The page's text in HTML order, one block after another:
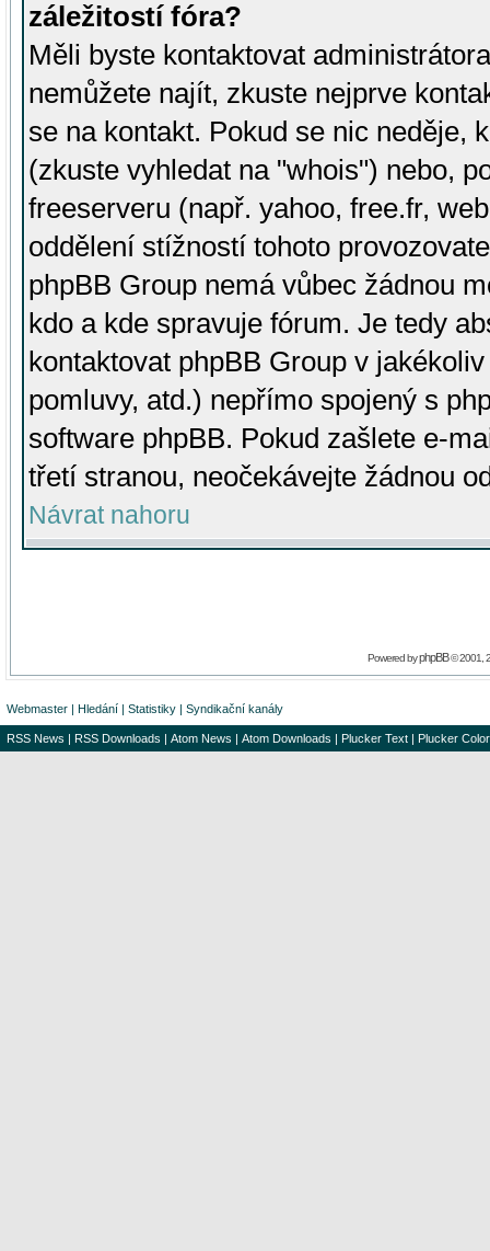
záležitostí fóra?
Měli byste kontaktovat
nemůžete najít, zkuste nejprve
se na kontakt. Pokud se nic neděje,
(zkuste vyhledat na "whois") nebo,
freeserveru (např. yahoo, free.fr,
oddělení stížností tohoto
phpBB Group nemá vůbec žádnou
kdo a kde spravuje fórum. Je tedy
kontaktovat phpBB Group v
pomluvy, atd.) nepřímo spojený s
software phpBB. Pokud zašlete e-
třetí stranou, neočekávejte žádnou
Návrat nahoru
Powered byphpBB© 2001,
Webmaster | Hledání | Statistiky | Syndikační kanály
RSS News | RSS Downloads | Atom News | Atom Downloads | Plucker Text | Plucker Color